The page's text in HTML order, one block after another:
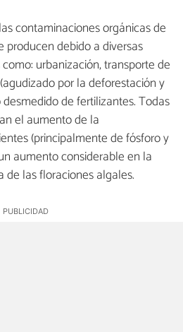
las contaminaciones orgánicas de
producen debido a diversas
urbanización, transporte de
por la deforestación y
de fertilizantes. Todas
el aumento de la
(principalmente de fósforo y
aumento considerable en la
de las floraciones algales.